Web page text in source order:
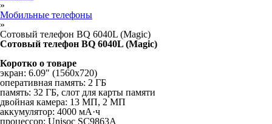
»
Мобильные телефоны
»
Сотовый телефон BQ 6040L (Magic)
Сотовый телефон BQ 6040L (Magic)
Коротко о товаре
экран: 6.09" (1560x720)
оперативная память: 2 ГБ
память: 32 ГБ, слот для карты памяти
двойная камера: 13 МП, 2 МП
аккумулятор: 4000 мА·ч
процессор: Unisoc SC9863A